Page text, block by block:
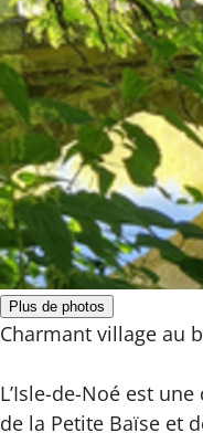
Plus de photos
Charmant village au
L’Isle-de-Noé est
de la Petite Baïse et